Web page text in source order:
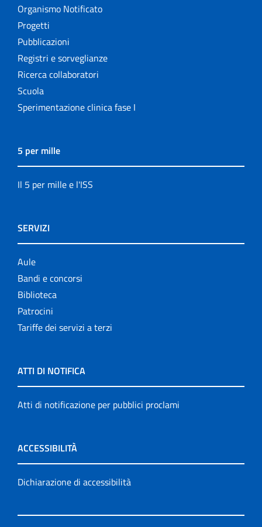
Organismo Notificato
Progetti
Pubblicazioni
Registri e sorveglianze
Ricerca collaboratori
Scuola
Sperimentazione clinica fase I
5 per mille
Il 5 per mille e l'ISS
SERVIZI
Aule
Bandi e concorsi
Biblioteca
Patrocini
Tariffe dei servizi a terzi
ATTI DI NOTIFICA
Atti di notificazione per pubblici proclami
ACCESSIBILITÀ
Dichiarazione di accessibilità